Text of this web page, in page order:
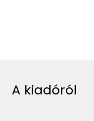
A kiadóról